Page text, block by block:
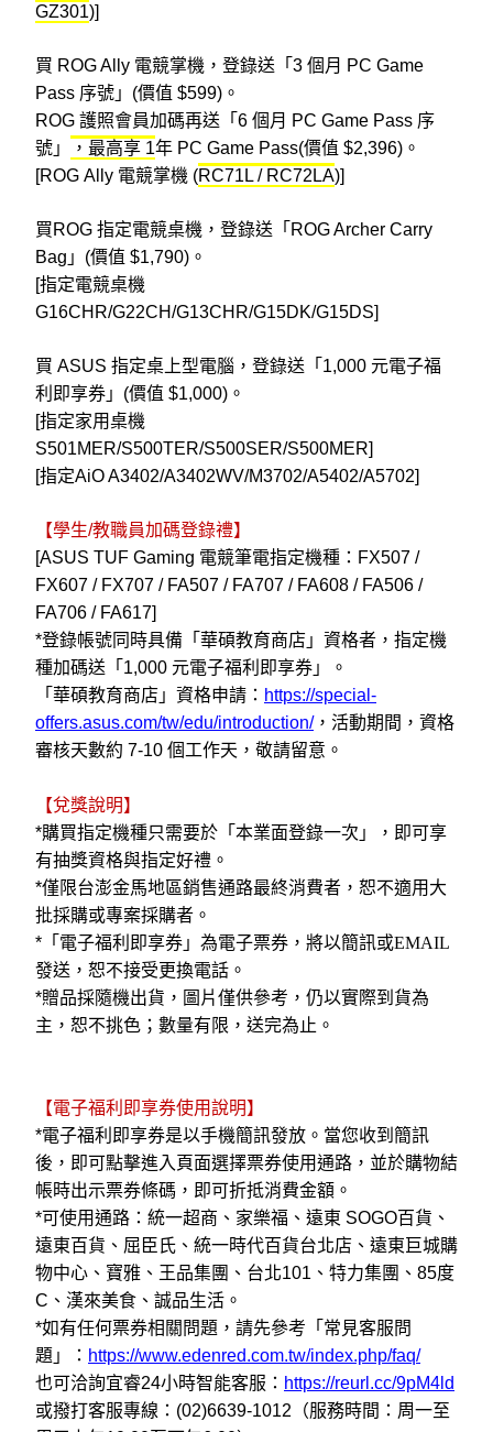
GZ301)]
買 ROG Ally 電競掌機， 登錄送「 3 個月 PC Game
Pass 序號 」(價值 $599) 。
ROG 護照會員加碼再送 「 6 個月 PC Game Pass 序
號 」 ，最高享 1年 PC Game Pass(價值 $2,396) 。
[ROG Ally 電競掌機 (RC71L / RC72LA)]
買ROG 指定電競桌機，登錄送「ROG Archer Carry
Bag」(價值 $1,790) 。
[指定電競桌機
G16CHR/G22CH/G13CHR/G15DK/G15DS]
買 ASUS 指定桌上型電腦，登錄送「1,000 元電子福
利即享券」(價值 $1,000) 。
[指定家用桌機
S501MER/S500TER/S500SER/S500MER]
[指定AiO A3402/A3402WV/M3702/A5402/A5702]
【學生/教職員加碼登錄禮】
[ASUS TUF Gaming 電競筆電指定機種：FX507 /
FX607 / FX707 / FA507 / FA707 / FA608 / FA506 /
FA706 / FA617]
*登錄帳號同時具備「華碩教育商店」資格者，指定機
種加碼送「1,000 元電子福利即享券」。
「華碩教育商店」資格申請： https://special-
offers.asus.com/tw/edu/introduction/，活動期間，資格
審核天數約 7-10 個工作天，敬請留意。
【兌獎說明】
*購買指定機種只需要於「本業面登錄一次」，即可享
有抽獎資格與指定好禮。
*僅限台澎金馬地區銷售通路最終消費者，恕不適用大
批採購或專案採購者。
* 「電子福利即享券」為電子票券，將以簡訊或EMAIL
發送，恕不接受更換電話。
*贈品採隨機出貨，圖片僅供參考，仍以實際到貨為
主，恕不挑色；數量有限，送完為止。
【電子福利即享券使用說明】
*電子福利即享券是以手機簡訊發放。當您收到簡訊
後，即可點擊進入頁面選擇票券使用通路，並於購物結
帳時出示票券條碼，即可折抵消費金額。
*可使用通路：統一超商、家樂福、遠東 SOGO百貨、
遠東百貨、屈臣氏、統一時代百貨台北店、遠東巨城購
物中心、寶雅、王品集團、台北101、特力集團、85度
C、漢來美食、誠品生活。
*如有任何票券相關問題，請先參考「常見客服問
題」： https://www.edenred.com.tw/index.php/faq/
也可洽詢宜睿24小時智能客服： https://reurl.cc/9pM4ld
或撥打客服專線：(02)6639-1012（服務時間：周一至